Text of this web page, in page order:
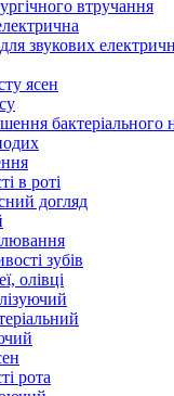
втручання
звукових
ясен
бактеріального
в роті
догляд
зубів
олівці
рота